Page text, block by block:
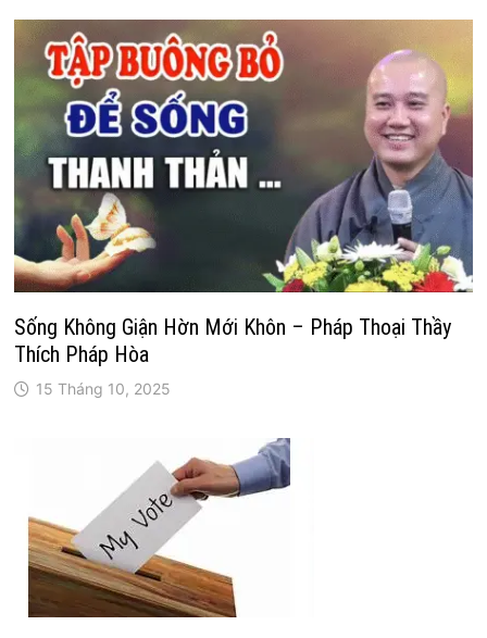
Sống Không Giận Hờn Mới Khôn – Pháp Thoại Thầy
Thích Pháp Hòa
15 Tháng 10, 2025